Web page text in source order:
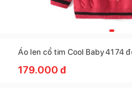
Áo len cổ tim Cool Baby 4174
179.000 đ